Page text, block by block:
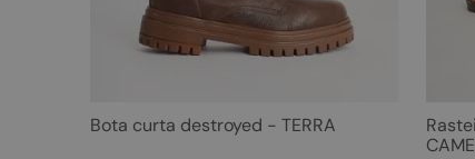
Bota curta destroyed - TERRA